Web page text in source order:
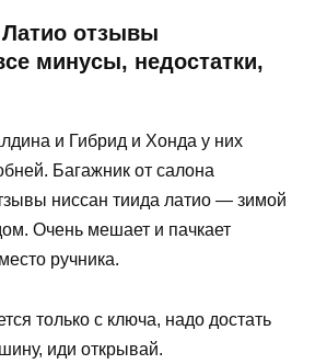
отзывы
минусы, недостатки,
и Гибрид и Хонда у них
Багажник от салона
ниссан тиида латио — зимой
Очень мешает и пачкает
ручника.
только с ключа, надо достать
иди открывай.